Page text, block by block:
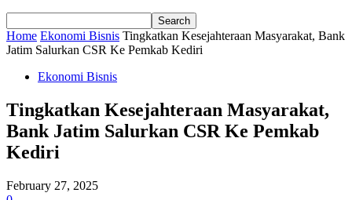
Home Ekonomi Bisnis Tingkatkan Kesejahteraan Masyarakat, Bank
Jatim Salurkan CSR Ke Pemkab Kediri
Ekonomi Bisnis
Tingkatkan Kesejahteraan Masyarakat,
Bank Jatim Salurkan CSR Ke Pemkab
Kediri
February 27, 2025